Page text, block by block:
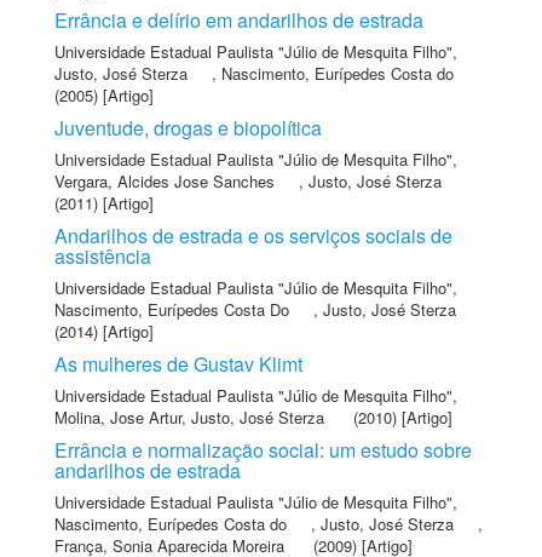
Errância e delírio em andarilhos de estrada
Universidade Estadual Paulista "Júlio de Mesquita Filho",
Justo, José Sterza
, Nascimento, Eurípedes Costa do
(2005) [Artigo]
Juventude, drogas e biopolítica
Universidade Estadual Paulista "Júlio de Mesquita Filho",
Vergara, Alcides Jose Sanches
, Justo, José Sterza
(2011) [Artigo]
Andarilhos de estrada e os serviços sociais de
assistência
Universidade Estadual Paulista "Júlio de Mesquita Filho",
Nascimento, Eurípedes Costa Do
, Justo, José Sterza
(2014) [Artigo]
As mulheres de Gustav Klimt
Universidade Estadual Paulista "Júlio de Mesquita Filho",
Molina, Jose Artur, Justo, José Sterza (2010) [Artigo]
Errância e normalização social: um estudo sobre
andarilhos de estrada
Universidade Estadual Paulista "Júlio de Mesquita Filho",
Nascimento, Eurípedes Costa do
, Justo, José Sterza
,
França, Sonia Aparecida Moreira
(2009) [Artigo]